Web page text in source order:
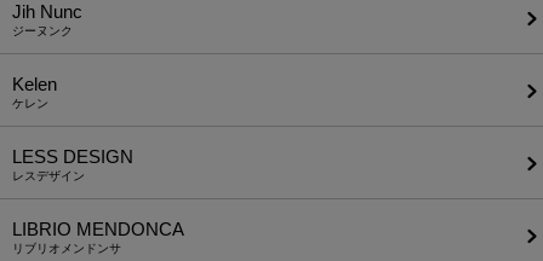
Jih Nunc
ジーヌンク
Kelen
ケレン
LESS DESIGN
レスデザイン
LIBRIO MENDONCA
リブリオメンドンサ